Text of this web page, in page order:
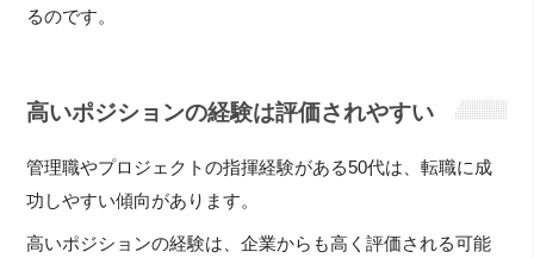
るのです。
高いポジションの経験は評価されやすい
管理職やプロジェクトの指揮経験がある50代は、転職に成
功しやすい傾向があります。
高いポジションの経験は、企業からも高く評価される可能